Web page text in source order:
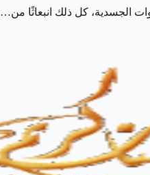
الجسدية، كل ذلك انبعاثًا من…